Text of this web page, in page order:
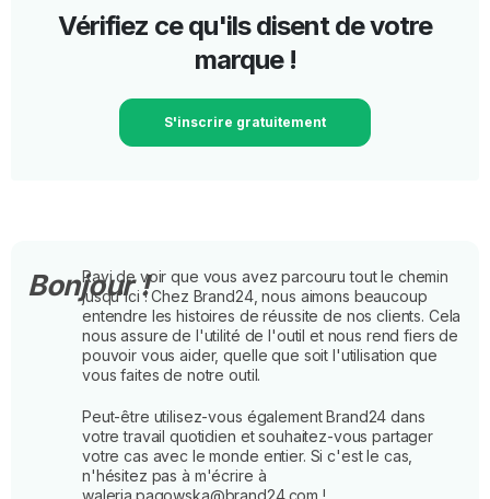
Vérifiez ce qu'ils disent de votre
marque !
S'inscrire gratuitement
Bonjour !
Ravi de voir que vous avez parcouru tout le chemin
jusqu'ici ! Chez Brand24, nous aimons beaucoup
entendre les histoires de réussite de nos clients. Cela
nous assure de l'utilité de l'outil et nous rend fiers de
pouvoir vous aider, quelle que soit l'utilisation que
vous faites de notre outil.
Peut-être utilisez-vous également Brand24 dans
votre travail quotidien et souhaitez-vous partager
votre cas avec le monde entier. Si c'est le cas,
n'hésitez pas à m'écrire à
waleria.pagowska@brand24.com !